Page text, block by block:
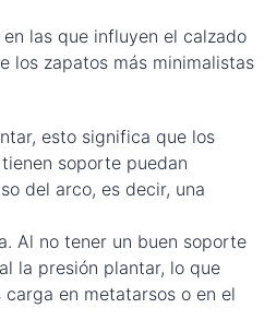
las que influyen el calzado
los zapatos más minimalistas
esto significa que los
soporte puedan
del arco, es decir, una
Al no tener un buen soporte
la presión plantar, lo que
en metatarsos o en el